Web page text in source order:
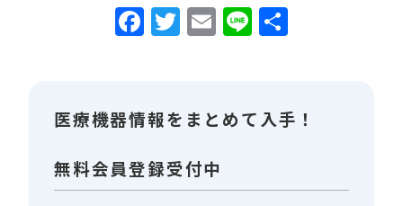
Facebook
Twitter
Email
Line
医療機器情報をまとめて入手！
無料会員登録受付中